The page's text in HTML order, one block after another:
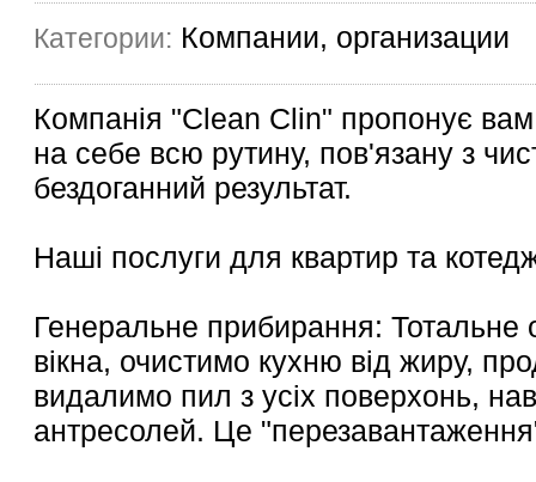
Категории: Компании, организации
Компанія "Clean Clin" пропонує
на себе всю рутину, пов'язану з
бездоганний результат.
Наші послуги для квартир та
Генеральне прибирання:
вікна, очистимо кухню від жиру,
видалимо пил з усіх поверхонь,
антресолей. Це